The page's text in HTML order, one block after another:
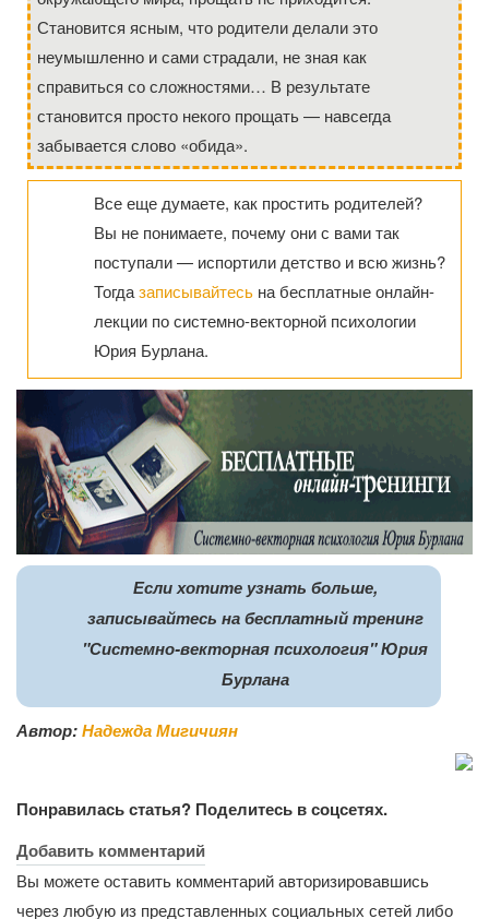
Становится ясным, что родители делали это
неумышленно и сами страдали, не зная как
справиться со сложностями… В результате
становится просто некого прощать — навсегда
забывается слово «обида».
Все еще думаете, как простить родителей?
Вы не понимаете, почему они с вами так
поступали — испортили детство и всю жизнь?
Тогдазаписывайтесь на бесплатные онлайн-
лекции по системно-векторной психологии
Юрия Бурлана.
Если хотите узнать больше,
записывайтесь на бесплатный тренинг
"Системно-векторная психология" Юрия
Бурлана
Автор:Надежда Мигичиян
Понравилась статья? Поделитесь в соцсетях.
Добавить комментарий
Вы можете оставить комментарий авторизировавшись
через любую из представленных социальных сетей либо